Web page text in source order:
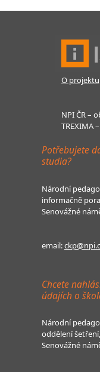
O projektu
NPI ČR –
TREXIMA
Potřebujete
studia?
Národní
informačně
Senovážné
email:
Chcete
údajích o
Národní
oddělení
Senovážné